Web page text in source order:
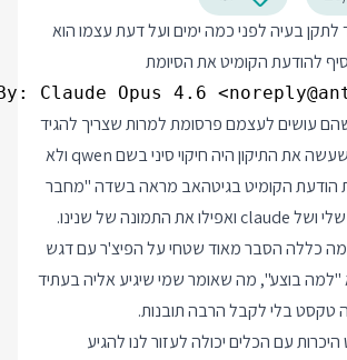
לתקן בעיה לפני כמה ימים ועל דעת עצמו הוא
להודעת הקומיט את הסיומת
Claude Opus 4.6
עושים לעצמם פרסומת למרות שצריך להגיד
את האמת המודל שעשה את התיקון היה חיקוי סיני בשם qwen ולא
הודעת הקומיט בגיטהאב מראה בשדה "מחבר
הקומיט" את השם שלי ושל claude ואפילו את התמונה של שנינו.
כללה הסבר מאוד שטחי על הפיצ'ר עם דגש
בוצע", מה שאומר שמי שיגיע אליה בעתיד
טקסט בלי לקבל הרבה תובנות.
עם הכלים יכולה לעזור לנו להגיע